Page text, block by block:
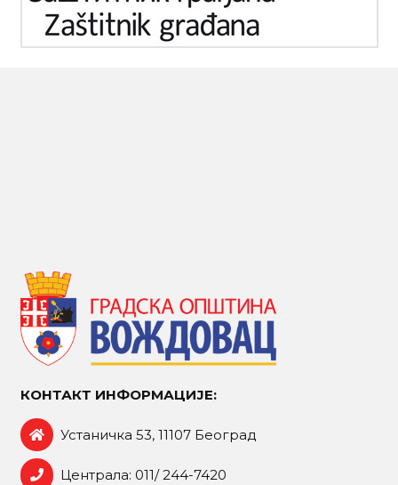
КОНТАКТ ИНФОРМАЦИЈЕ:
Устаничка 53, 11107 Београд
Централа: 011/ 244-7420